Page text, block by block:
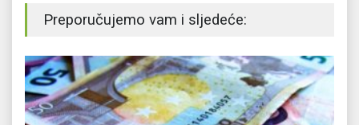
Preporučujemo vam i sljedeće: